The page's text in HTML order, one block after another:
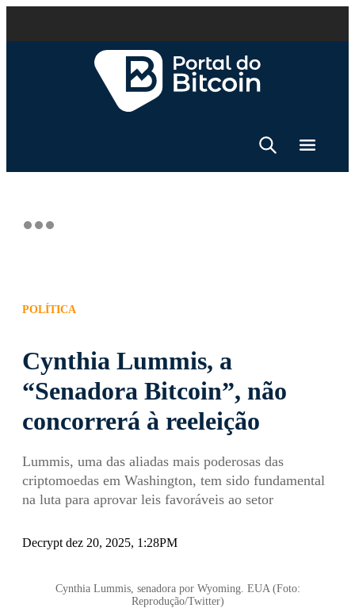
POLÍTICA
Cynthia Lummis, a
“Senadora Bitcoin”, não
concorrerá à reeleição
Lummis, uma das aliadas mais poderosas das
criptomoedas em Washington, tem sido fundamental
na luta para aprovar leis favoráveis ​​ao setor
Decrypt dez 20, 2025, 1:28PM
Cynthia Lummis, senadora por Wyoming. EUA (Foto:
Reprodução/Twitter)